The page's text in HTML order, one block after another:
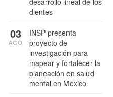
dientes
INSP presenta
proyecto de
investigación para
mapear y fortalecer la
planeación en salud
mental en México
03
AGO